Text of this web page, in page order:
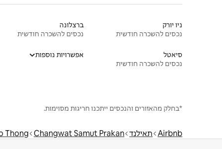
ניו יורק
נכסים להשכרה חודשית
ברצלונה
נכסים להשכרה חודשית
סיאטל
נכסים להשכרה חודשית
אפשרויות נוספות
*בחלק מהאזורים והנכסים ייתכנו חריגות מסוימות.
Airbnb תאילנד Changwat Samut Prakan
Thong